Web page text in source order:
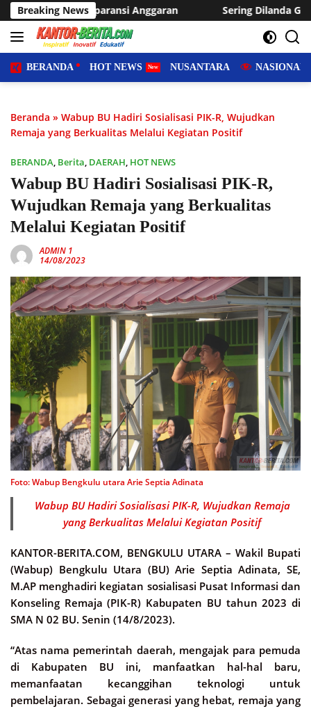
Langsung
ke
konten
Breaking News
Anggaran Sering Dilanda Genangan, Desa Sukaraja
BERANDA HOT NEWS NUSANTARA NASIONAL
Beranda » Wabup BU Hadiri Sosialisasi PIK-R, Wujudkan
Remaja yang Berkualitas Melalui Kegiatan Positif
BERANDA, Berita, DAERAH, HOT NEWS
Wabup BU Hadiri Sosialisasi PIK-R,
Wujudkan Remaja yang Berkualitas
Melalui Kegiatan Positif
ADMIN 1
14/08/2023
Foto: Wabup Bengkulu utara Arie Septia Adinata
Wabup BU Hadiri Sosialisasi PIK-R, Wujudkan Remaja
yang Berkualitas Melalui Kegiatan Positif
KANTOR-BERITA.COM, BENGKULU UTARA – Wakil Bupati
(Wabup) Bengkulu Utara (BU) Arie Septia Adinata, SE,
M.AP menghadiri kegiatan sosialisasi Pusat Informasi dan
Konseling Remaja (PIK-R) Kabupaten BU tahun 2023 di
SMA N 02 BU. Senin (14/8/2023).
“Atas nama pemerintah daerah, mengajak para pemuda
di Kabupaten BU ini, manfaatkan hal-hal baru,
memanfaatan kecanggihan teknologi untuk
pembelajaran. Sebagai generasi yang hebat, remaja yang